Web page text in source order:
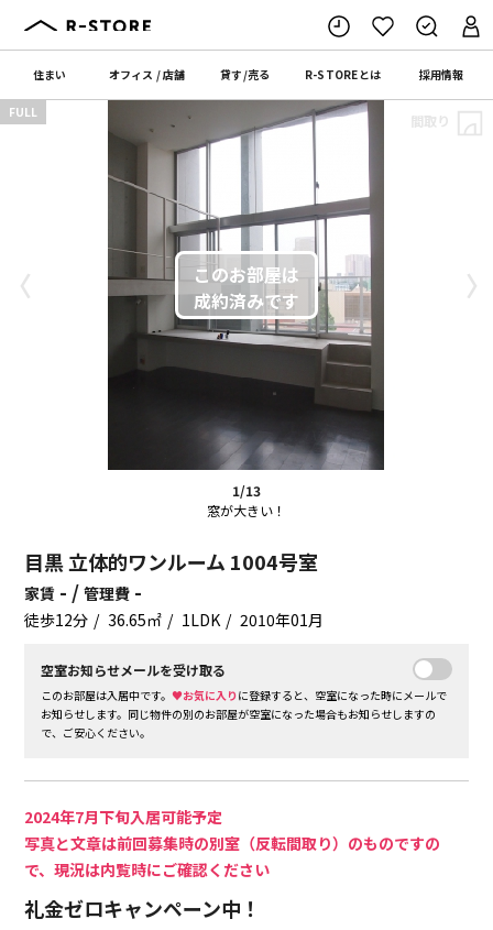
住まい オフィス /店舗 貸す/売る R-STOREとは 採用情報
1/13
窓が大きい！
〈 〉
FULL 間取り
目黒 立体的ワンルーム 1004号室
家賃 - /管理費 -
徒歩12分 36.65㎡ 1LDK 2010年01月
空室お知らせメールを受け取る
このお部屋は入居中です。♥お気に入り に登録すると、空室になった時にメールで
お知らせします。同じ物件の別のお部屋が空室になった場合もお知らせしますの
で、ご安心ください。
2024年7月下旬入居可能予定
写真と文章は前回募集時の別室（反転間取り）のものですの
で、現況は内覧時にご確認ください
礼金ゼロキャンペーン中！